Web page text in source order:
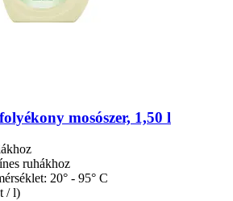
mosószer, 1,50 l
ruhákhoz
20° - 95° C
/ l)